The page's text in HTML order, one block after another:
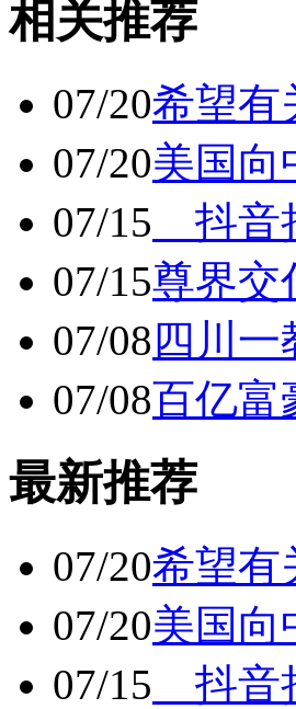
相关推荐
07/20希望有
07/20美国向
07/15 抖音
07/15尊界交
07/08 四川
07/08百亿富
最新推荐
07/20希望有
07/20美国向
07/15 抖音